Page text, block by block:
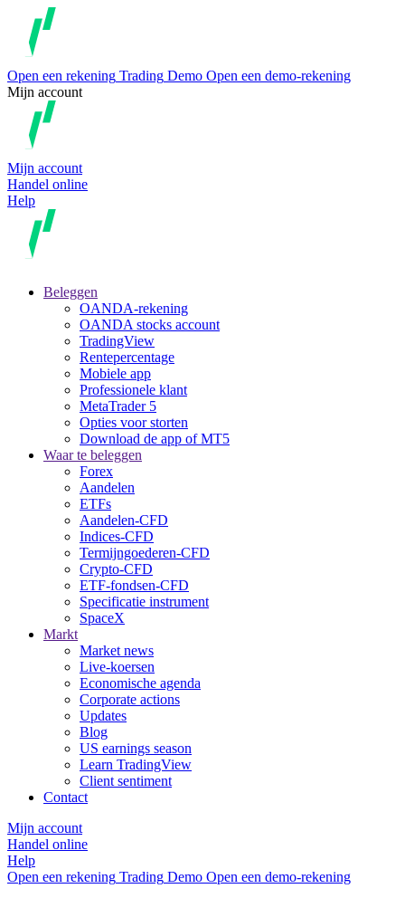
Open een rekening Trading Demo Open een demo-rekening
Mijn account
Mijn account
Handel online
Help
Beleggen
OANDA-rekening
OANDA stocks account
TradingView
Rentepercentage
Mobiele app
Professionele klant
MetaTrader 5
Opties voor storten
Download de app of MT5
Waar te beleggen
Forex
Aandelen
ETFs
Aandelen-CFD
Indices-CFD
Termijngoederen-CFD
Crypto-CFD
ETF-fondsen-CFD
Specificatie instrument
SpaceX
Markt
Market news
Live-koersen
Economische agenda
Corporate actions
Updates
Blog
US earnings season
Learn TradingView
Client sentiment
Contact
Mijn account
Handel online
Help
Open een rekening Trading Demo Open een demo-rekening